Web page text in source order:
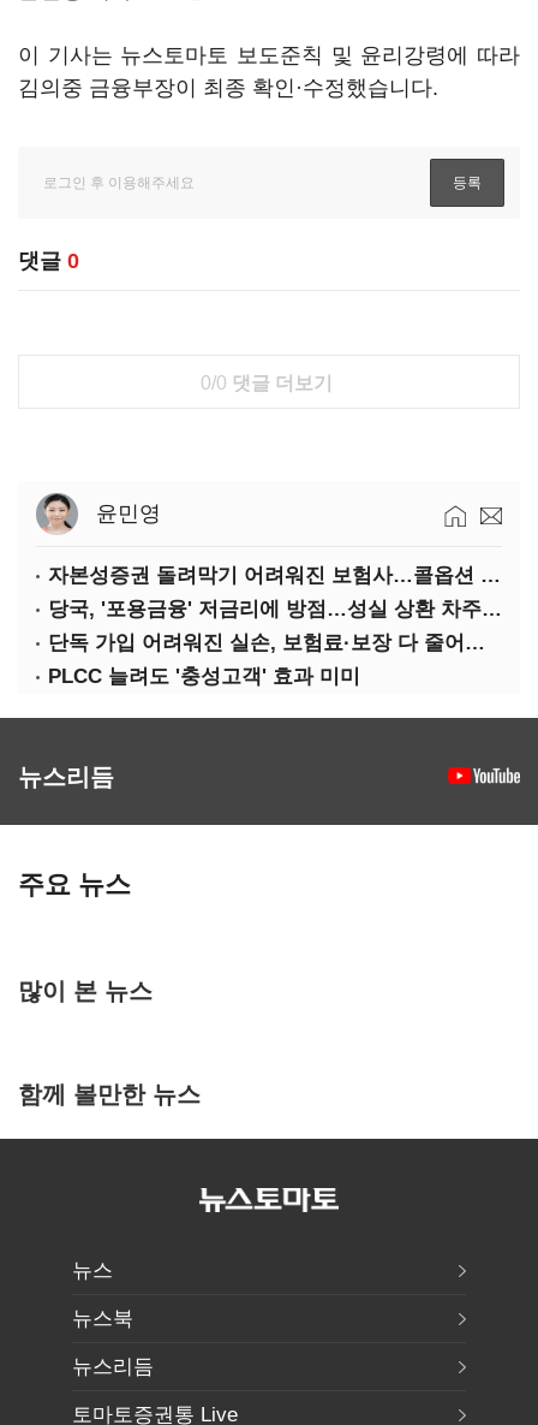
이 기사는 뉴스토마토 보도준칙 및 윤리강령에 따라
김의중 금융부장이 최종 확인·수정했습니다.
댓글 0
0/0 댓글 더보기
윤민영
자본성증권 돌려막기 어려워진 보험사…콜옵션 부담 급증
당국, '포용금융' 저금리에 방점…성실 상환 차주는 '역차별'
단독 가입 어려워진 실손, 보험료·보장 다 줄어든 5세대는?
PLCC 늘려도 '충성고객' 효과 미미
뉴스리듬
주요 뉴스
많이 본 뉴스
함께 볼만한 뉴스
뉴스
뉴스북
뉴스리듬
토마토증권통 Live